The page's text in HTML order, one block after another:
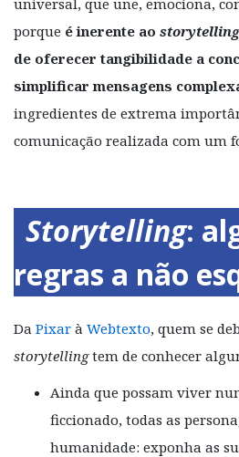
porque é inerente ao storytelling
de oferecer tangibilidade a
simplificar mensagens
ingredientes de extrema
comunicação realizada com um
Storytelling:
regras a não
Da Pixar à Webtexto, quem se
storytellingtem de conhecer
Ainda que possam viver
ficcionado, todas as
humanidade: exponha as